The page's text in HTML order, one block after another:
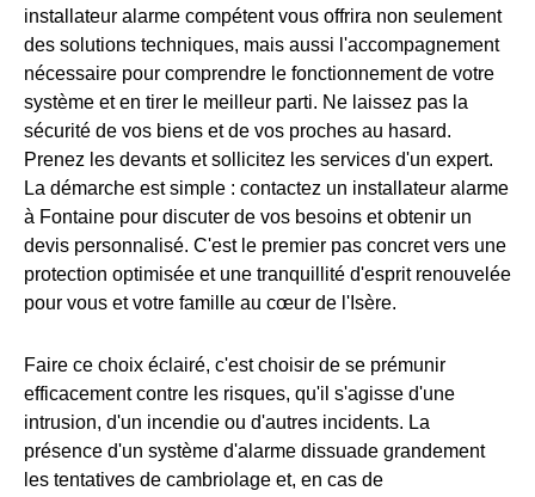
installateur alarme compétent vous offrira non seulement
des solutions techniques, mais aussi l'accompagnement
nécessaire pour comprendre le fonctionnement de votre
système et en tirer le meilleur parti. Ne laissez pas la
sécurité de vos biens et de vos proches au hasard.
Prenez les devants et sollicitez les services d'un expert.
La démarche est simple : contactez un installateur alarme
à Fontaine pour discuter de vos besoins et obtenir un
devis personnalisé. C'est le premier pas concret vers une
protection optimisée et une tranquillité d'esprit renouvelée
pour vous et votre famille au cœur de l'Isère.
Faire ce choix éclairé, c'est choisir de se prémunir
efficacement contre les risques, qu'il s'agisse d'une
intrusion, d'un incendie ou d'autres incidents. La
présence d'un système d'alarme dissuade grandement
les tentatives de cambriolage et, en cas de